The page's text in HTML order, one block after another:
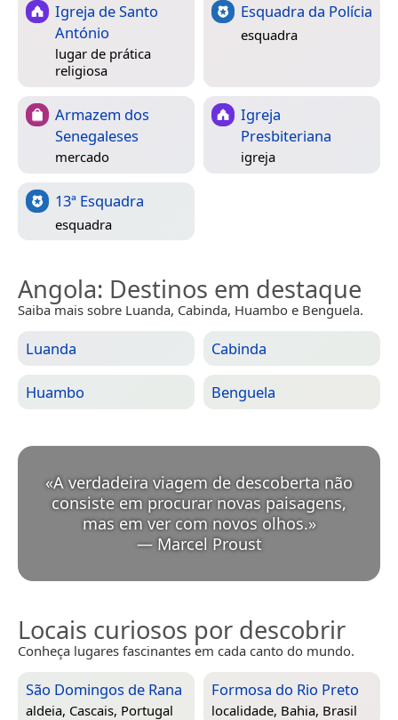
Igreja de Santo
António
lugar de prática
religiosa
Esquadra da Polícia
esquadra
Armazem dos
Senegaleses
mercado
Igreja
Presbiteriana
igreja
13ª Esquadra
esquadra
Angola: Destinos em destaque
Saiba mais sobre Luanda, Cabinda, Huambo e Benguela.
Luanda Cabinda
Huambo Benguela
«A verdadeira viagem de descoberta não
consiste em procurar novas paisagens,
mas em ver com novos olhos. »
— Marcel Proust
Locais curiosos por descobrir
Conheça lugares fascinantes em cada canto do mundo.
São Domingos de Rana
aldeia, Cascais, Portugal
Formosa do Rio Preto
localidade, Bahia, Brasil